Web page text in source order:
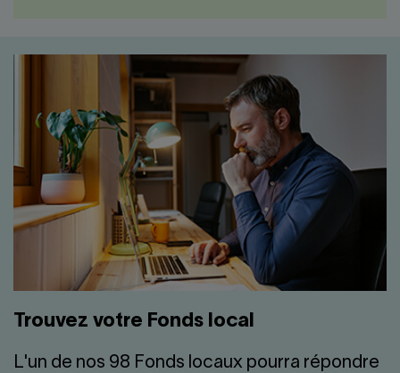
Trouvez votre Fonds local
L'un de nos 98 Fonds locaux pourra répondre